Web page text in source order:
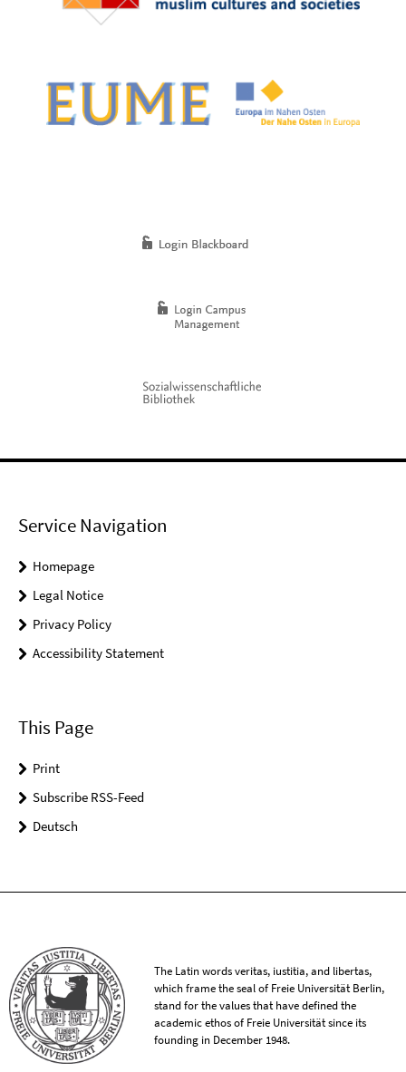
Service Navigation
Homepage
Legal Notice
Privacy Policy
Accessibility Statement
This Page
Print
Subscribe RSS-Feed
Deutsch
The Latin words veritas, iustitia, and libertas,
which frame the seal of Freie Universität Berlin,
stand for the values that have defined the
academic ethos of Freie Universität since its
founding in December 1948.